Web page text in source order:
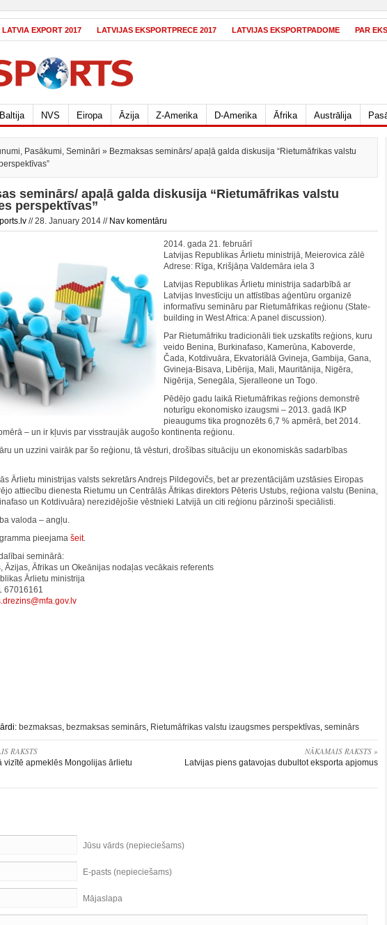
LATVIA EXPORT 2017 LATVIJAS EKSPORTPRECE 2017 LATVIJAS EKSPORTPADOME PAR
Baltija NVS Eiropa Āzija Z-Amerika D-Amerika Āfrika Austrālija
, Pasākumi, Semināri » Bezmaksas seminārs/ apaļā galda diskusija “Rietumāfrikas valstu
seminārs/ apaļā galda diskusija “Rietumāfrikas valstu
perspektīvas”
// 28. January 2014 // Nav komentāru
2014. gada 21. februārī
Latvijas Republikas Ārlietu ministrijā, Meierovica zālē
Adrese: Rīga, Krišjāņa Valdemāra iela 3
Latvijas Republikas Ārlietu ministrija sadarbībā ar
Latvijas Investīciju un attīstības aģentūru organizē
informatīvu semināru par Rietumāfrikas reģionu (State-
building in West Africa: A panel discussion).
Par Rietumāfriku tradicionāli tiek uzskatīts reģions, kuru
veido Benina, Burkinafaso, Kamerūna, Kaboverde,
Čada, Kotdivuāra, Ekvatoriālā Gvineja, Gambija, Gana,
Gvineja-Bisava, Libērija, Mali, Mauritānija, Nigēra,
Nigērija, Senegāla, Sjeralleone un Togo.
Pēdējo gadu laikā Rietumāfrikas reģions demonstrē
noturīgu ekonomisko izaugsmi – 2013. gadā IKP
pieaugums tika prognozēts 6,7 % apmērā, bet 2014.
– un ir kļuvis par visstraujāk augošo kontinenta reģionu.
un uzzini vairāk par šo reģionu, tā vēsturi, drošības situāciju un ekonomiskās sadarbības
Ārlietu ministrijas valsts sekretārs Andrejs Pildegovičs, bet ar prezentācijām uzstāsies Eiropas
attiecību dienesta Rietumu un Centrālās Āfrikas direktors Pēteris Ustubs, reģiona valstu (Benina,
un Kotdivuāra) nerezidējošie vēstnieki Latvijā un citi reģionu pārzinoši speciālisti.
valoda – angļu.
pieejama šeit.
seminārā:
Āzijas, Āfrikas un Okeānijas nodaļas vecākais referents
Ārlietu ministrija
67016161
bezmaksas, bezmaksas seminārs, Rietumāfrikas valstu izaugsmes perspektīvas, seminārs
RAKSTS
vizītē apmeklēs Mongolijas ārlietu
NĀKAMAIS RAKSTS »
Latvijas piens gatavojas dubultot eksporta apjomus
Jūsu vārds (nepieciešams)
E-pasts (nepieciešams)
Mājaslapa